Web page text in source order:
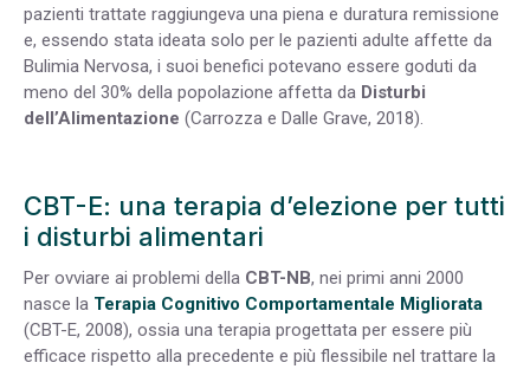
pazienti trattate raggiungeva una piena e duratura remissione
e, essendo stata ideata solo per le pazienti adulte affette da
Bulimia Nervosa, i suoi benefici potevano essere goduti da
meno del 30% della popolazione affetta da Disturbi
dell’Alimentazione (Carrozza e Dalle Grave, 2018).
CBT-E: una terapia d’elezione per tutti
i disturbi alimentari
Per ovviare ai problemi della CBT-NB, nei primi anni 2000
nasce la Terapia Cognitivo Comportamentale Migliorata
(CBT-E, 2008), ossia una terapia progettata per essere più
efficace rispetto alla precedente e più flessibile nel trattare la